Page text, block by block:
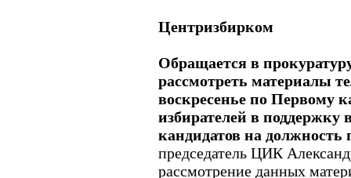
Центризбирком
Обращается в
рассмотреть материалы
воскресенье по Первому
избирателей в
кандидатов на должность
председатель ЦИК
рассмотрение данных